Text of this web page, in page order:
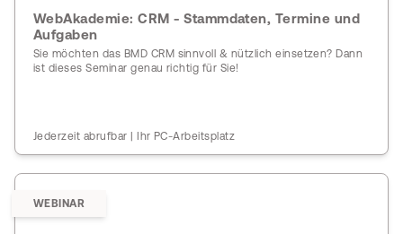
WebAkademie: CRM - Stammdaten, Termine und
Aufgaben
Sie möchten das BMD CRM sinnvoll & nützlich einsetzen? Dann
ist dieses Seminar genau richtig für Sie!
Jederzeit abrufbar | Ihr PC-Arbeitsplatz
WEBINAR